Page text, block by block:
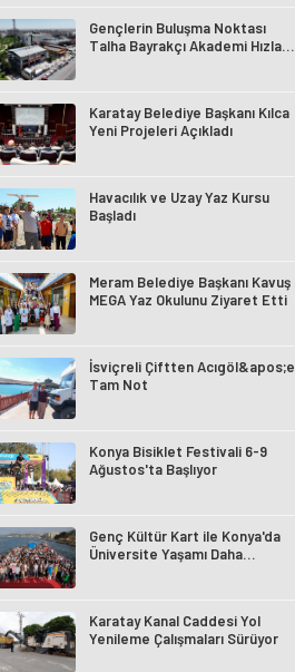
Gençlerin Buluşma Noktası
Talha Bayrakçı Akademi Hızla
Karatay Belediye Başkanı Kılca
Yeni Projeleri Açıkladı
Havacılık ve Uzay Yaz Kursu
Başladı
Meram Belediye Başkanı Kavuş
MEGA Yaz Okulunu Ziyaret Etti
İsviçreli Çiftten Acıgöl&apos;e
Tam Not
Konya Bisiklet Festivali 6-9
Ağustos'ta Başlıyor
Genç Kültür Kart ile Konya'da
Üniversite Yaşamı Daha
Karatay Kanal Caddesi Yol
Yenileme Çalışmaları Sürüyor